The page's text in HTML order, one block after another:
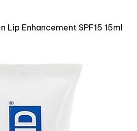
Enhancement SPF15 15ml